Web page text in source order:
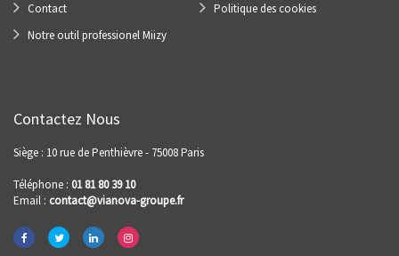
Contact
Notre outil professionel Miizy
Politique des cookies
Contactez Nous
Siège : 10 rue de Penthièvre - 75008 Paris
Téléphone : 01 81 80 39 10
Email : contact@vianova-groupe.fr